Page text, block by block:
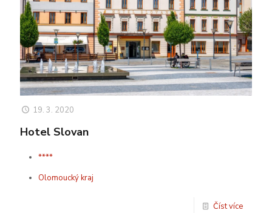
19. 3. 2020
Hotel Slovan
****
Olomoucký kraj
Číst více